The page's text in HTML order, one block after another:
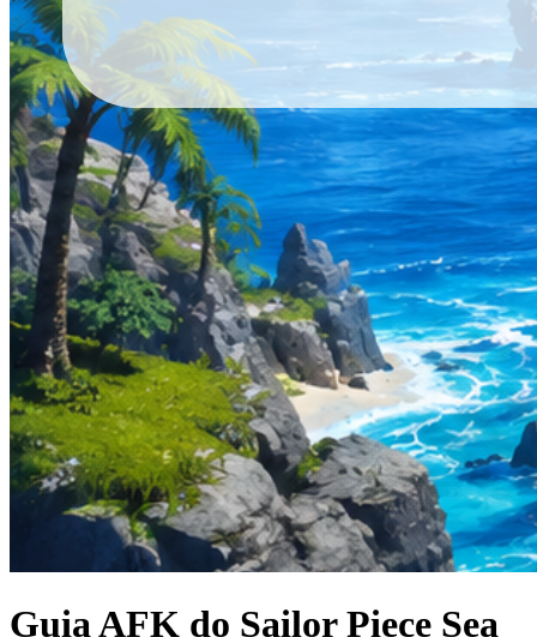
Guia AFK do Sailor Piece Sea